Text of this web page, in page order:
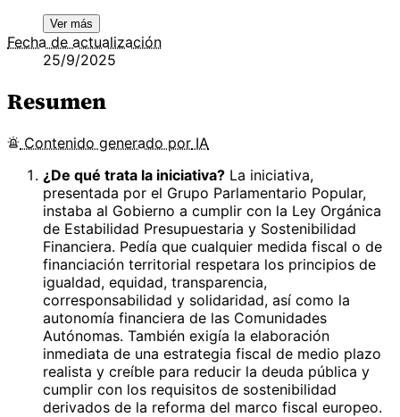
Ver más
Fecha de actualización
25/9/2025
Resumen
Contenido generado por IA
¿De qué trata la iniciativa? La iniciativa,
presentada por el Grupo Parlamentario Popular,
instaba al Gobierno a cumplir con la Ley Orgánica
de Estabilidad Presupuestaria y Sostenibilidad
Financiera. Pedía que cualquier medida fiscal o de
financiación territorial respetara los principios de
igualdad, equidad, transparencia,
corresponsabilidad y solidaridad, así como la
autonomía financiera de las Comunidades
Autónomas. También exigía la elaboración
inmediata de una estrategia fiscal de medio plazo
realista y creíble para reducir la deuda pública y
cumplir con los requisitos de sostenibilidad
derivados de la reforma del marco fiscal europeo.